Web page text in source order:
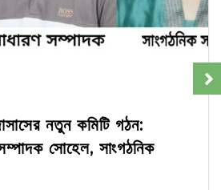
নতুন কমিটি গঠন:
সোহেল, সাংগঠনিক